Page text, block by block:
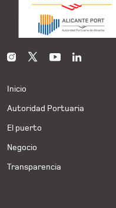
Inicio
Autoridad Portuaria
El puerto
Negocio
Transparencia